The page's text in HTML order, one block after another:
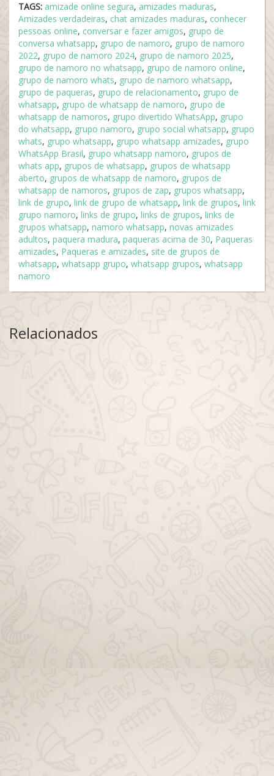
TAGS: amizade online segura, amizades maduras,
Amizades verdadeiras, chat amizades maduras, conhecer
pessoas online, conversar e fazer amigos, grupo de
conversa whatsapp, grupo de namoro, grupo de namoro
2022, grupo de namoro 2024, grupo de namoro 2025,
grupo de namoro no whatsapp, grupo de namoro online,
grupo de namoro whats, grupo de namoro whatsapp,
grupo de paqueras, grupo de relacionamento, grupo de
whatsapp, grupo de whatsapp de namoro, grupo de
whatsapp de namoros, grupo divertido WhatsApp, grupo
do whatsapp, grupo namoro, grupo social whatsapp, grupo
whats, grupo whatsapp, grupo whatsapp amizades, grupo
WhatsApp Brasil, grupo whatsapp namoro, grupos de
whats app, grupos de whatsapp, grupos de whatsapp
aberto, grupos de whatsapp de namoro, grupos de
whatsapp de namoros, grupos de zap, grupos whatsapp,
link de grupo, link de grupo de whatsapp, link de grupos, link
grupo namoro, links de grupo, links de grupos, links de
grupos whatsapp, namoro whatsapp, novas amizades
adultos, paquera madura, paqueras acima de 30, Paqueras
amizades, Paqueras e amizades, site de grupos de
whatsapp, whatsapp grupo, whatsapp grupos, whatsapp
namoro
Relacionados